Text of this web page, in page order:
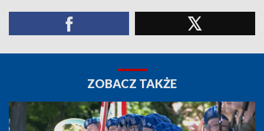
ZOBACZ TAKŻE